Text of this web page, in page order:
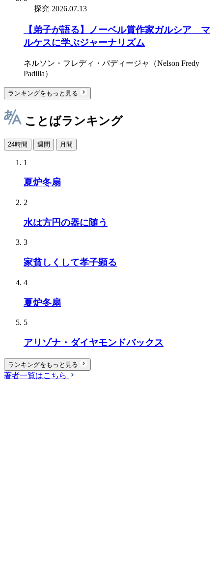
探究 2026.07.13
【弟子が語る】ノーベル賞作家ガルシア゠マ
ルケスに学ぶジャーナリズム
ネルソン・フレディ・パディージャ（Nelson Fredy
Padilla）
ランキングをもっと見る
ことばランキング
24時間 週間 月間
1
夏炉冬扇
2
水は方円の器に随う
3
家貧しくして孝子顕る
4
夏炉冬扇
5
アリゾナ・ダイヤモンドバックス
ランキングをもっと見る
著者一覧はこちら